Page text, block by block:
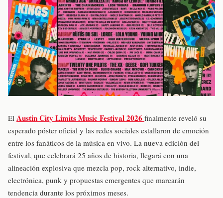
El Austin City Limits Music Festival 2026 finalmente reveló su
esperado póster oficial y las redes sociales estallaron de emoción
entre los fanáticos de la música en vivo. La nueva edición del
festival, que celebrará 25 años de historia, llegará con una
alineación explosiva que mezcla pop, rock alternativo, indie,
electrónica, punk y propuestas emergentes que marcarán
tendencia durante los próximos meses.